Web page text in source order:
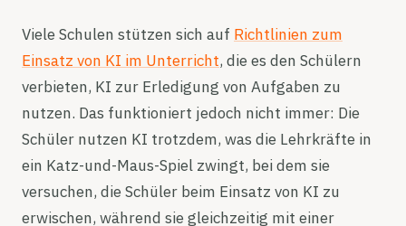
Vertrieb kontaktieren
Anmelden
Viele Schulen stützen sich auf Richtlinien zum
Einsatz von KI im Unterricht, die es den Schülern
verbieten, KI zur Erledigung von Aufgaben zu
nutzen. Das funktioniert jedoch nicht immer: Die
Schüler nutzen KI trotzdem, was die Lehrkräfte in
ein Katz-und-Maus-Spiel zwingt, bei dem sie
versuchen, die Schüler beim Einsatz von KI zu
erwischen, während sie gleichzeitig mit einer